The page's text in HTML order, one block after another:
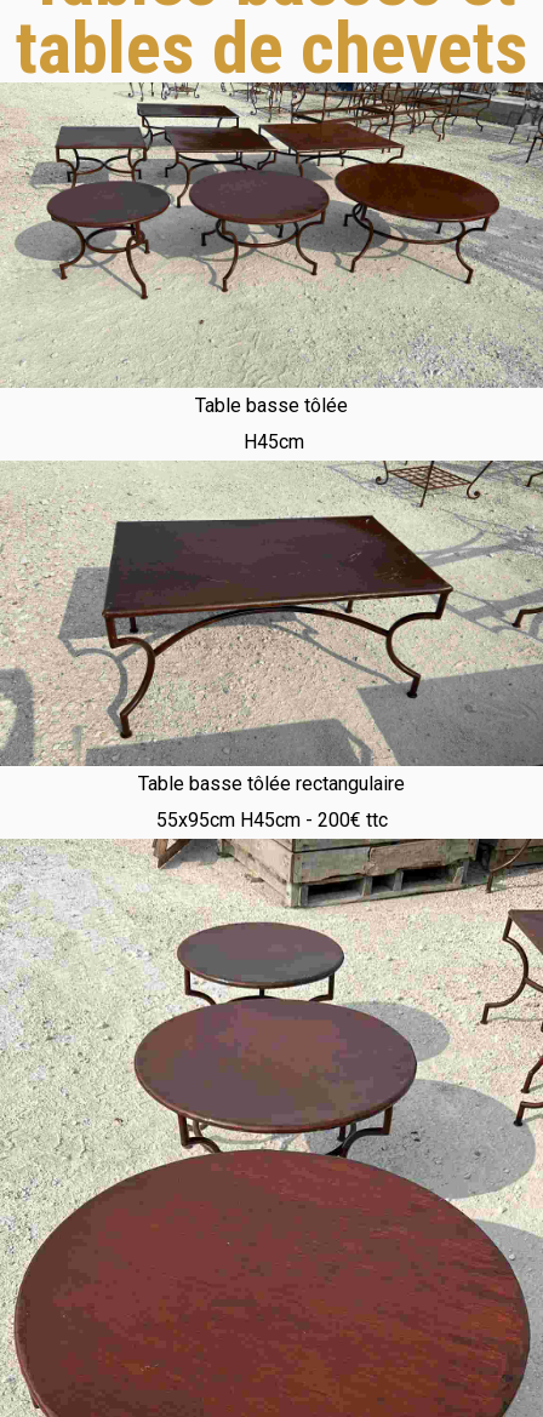
tables de chevets
Table basse tôlée
H45cm
Table basse tôlée rectangulaire
55x95cm H45cm - 200€ ttc